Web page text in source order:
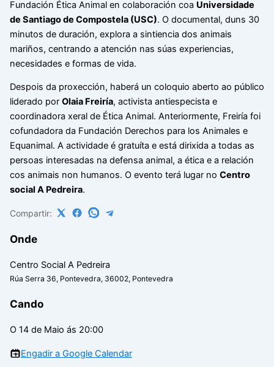
Fundación Ética Animal en colaboración coa Universidade
de Santiago de Compostela (USC). O documental, duns 30
minutos de duración, explora a sintiencia dos animais
mariños, centrando a atención nas súas experiencias,
necesidades e formas de vida.
Despois da proxección, haberá un coloquio aberto ao público
liderado por Olaia Freiría, activista antiespecista e
coordinadora xeral de Ética Animal. Anteriormente, Freiría foi
cofundadora da Fundación Derechos para los Animales e
Equanimal. A actividade é gratuíta e está dirixida a todas as
persoas interesadas na defensa animal, a ética e a relación
cos animais non humanos. O evento terá lugar no Centro
social A Pedreira.
Compartir:
Onde
Centro Social A Pedreira
Rúa Serra 36, Pontevedra, 36002, Pontevedra
Cando
O 14 de Maio ás 20:00
Engadir a Google Calendar